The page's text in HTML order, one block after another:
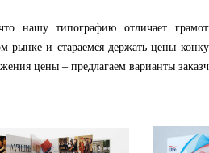
типографию отличает
рынке и стараемся держать цены
цены – предлагаем варианты